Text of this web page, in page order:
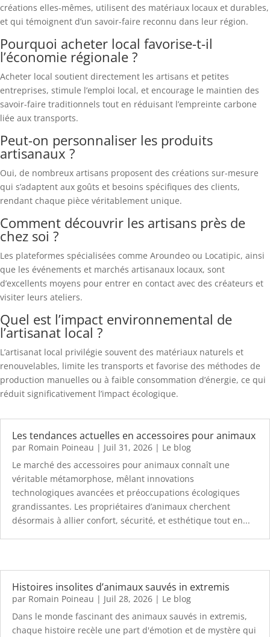
créations elles-mêmes, utilisent des matériaux locaux et durables,
et qui témoignent d’un savoir-faire reconnu dans leur région.
Pourquoi acheter local favorise-t-il
l’économie régionale ?
Acheter local soutient directement les artisans et petites
entreprises, stimule l’emploi local, et encourage le maintien des
savoir-faire traditionnels tout en réduisant l’empreinte carbone
liée aux transports.
Peut-on personnaliser les produits
artisanaux ?
Oui, de nombreux artisans proposent des créations sur-mesure
qui s’adaptent aux goûts et besoins spécifiques des clients,
rendant chaque pièce véritablement unique.
Comment découvrir les artisans près de
chez soi ?
Les plateformes spécialisées comme Aroundeo ou Locatipic, ainsi
que les événements et marchés artisanaux locaux, sont
d’excellents moyens pour entrer en contact avec des créateurs et
visiter leurs ateliers.
Quel est l’impact environnemental de
l’artisanat local ?
L’artisanat local privilégie souvent des matériaux naturels et
renouvelables, limite les transports et favorise des méthodes de
production manuelles ou à faible consommation d’énergie, ce qui
réduit significativement l’impact écologique.
Les tendances actuelles en accessoires pour animaux
par Romain Poineau | Juil 31, 2026 | Le blog
Le marché des accessoires pour animaux connaît une
véritable métamorphose, mêlant innovations
technologiques avancées et préoccupations écologiques
grandissantes. Les propriétaires d’animaux cherchent
désormais à allier confort, sécurité, et esthétique tout en...
Histoires insolites d’animaux sauvés in extremis
par Romain Poineau | Juil 28, 2026 | Le blog
Dans le monde fascinant des animaux sauvés in extremis,
chaque histoire recèle une part d'émotion et de mystère qui